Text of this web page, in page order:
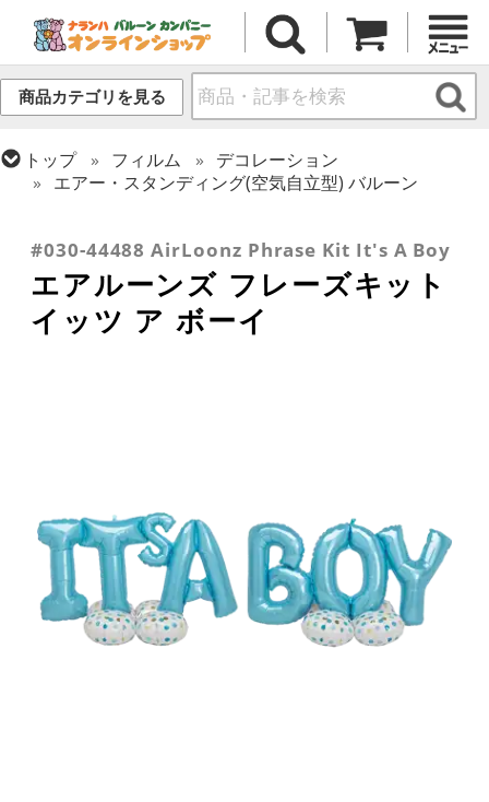
商品カテゴリを見る
トップ フィルム
デコレーション
エアー・スタンディング(空気自立型) バルーン
#030-44488 AirLoonz Phrase Kit It's A Boy
エアルーンズ フレーズキット
イッツ ア ボーイ